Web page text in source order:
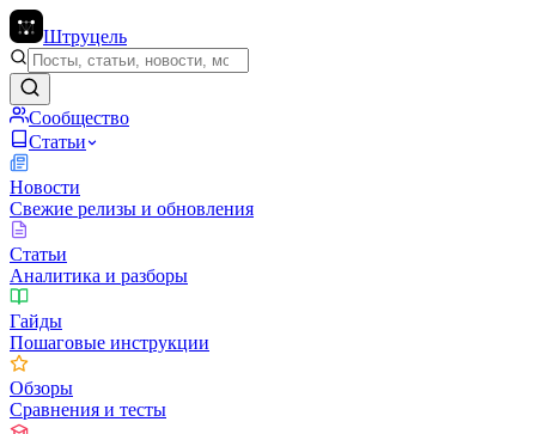
Штруцель
Сообщество
Статьи
Новости
Свежие релизы и обновления
Статьи
Аналитика и разборы
Гайды
Пошаговые инструкции
Обзоры
Сравнения и тесты